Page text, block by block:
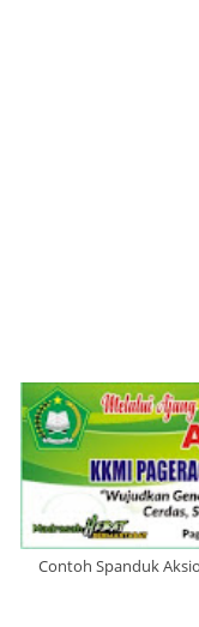
Contoh Spanduk